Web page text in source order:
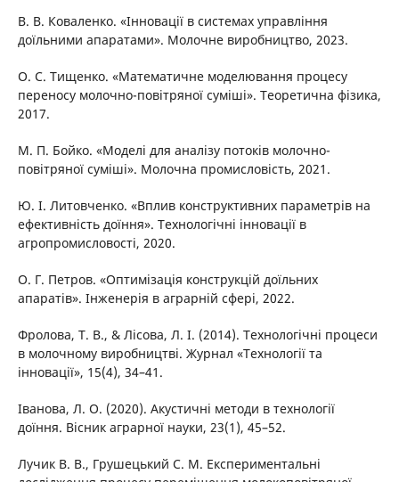
В. В. Коваленко. «Інновації в системах управління
доїльними апаратами». Молочне виробництво, 2023.
О. С. Тищенко. «Математичне моделювання процесу
переносу молочно-повітряної суміші». Теоретична фізика,
2017.
М. П. Бойко. «Моделі для аналізу потоків молочно-
повітряної суміші». Молочна промисловість, 2021.
Ю. І. Литовченко. «Вплив конструктивних параметрів на
ефективність доїння». Технологічні інновації в
агропромисловості, 2020.
О. Г. Петров. «Оптимізація конструкцій доїльних
апаратів». Інженерія в аграрній сфері, 2022.
Фролова, Т. В., & Лісова, Л. І. (2014). Технологічні процеси
в молочному виробництві. Журнал «Технології та
інновації», 15(4), 34–41.
Іванова, Л. О. (2020). Акустичні методи в технології
доїння. Вісник аграрної науки, 23(1), 45–52.
Лучик В. В., Грушецький С. М. Експериментальні